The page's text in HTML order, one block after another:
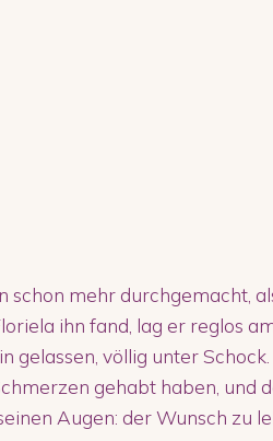
schon mehr durchgemacht,
ihn fand, lag er reglos
gelassen, völlig unter
gehabt haben, und
Augen: der Wunsch zu